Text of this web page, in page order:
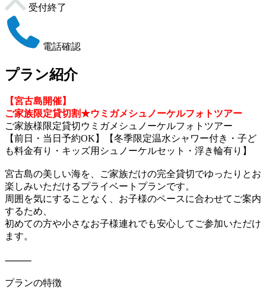
受付終了
電話確認
プラン紹介
【宮古島開催】
ご家族限定貸切割★ウミガメシュノーケルフォトツアー
ご家族様限定貸切ウミガメシュノーケルフォトツアー
【前日・当日予約OK】【冬季限定温水シャワー付き・子ど
も料金有り・キッズ用シュノーケルセット・浮き輪有り】
宮古島の美しい海を、ご家族だけの完全貸切でゆったりとお
楽しみいただけるプライベートプランです。
周囲を気にすることなく、お子様のペースに合わせてご案内
するため、
初めての方や小さなお子様連れでも安心してご参加いただけ
ます。
⸻
プランの特徴